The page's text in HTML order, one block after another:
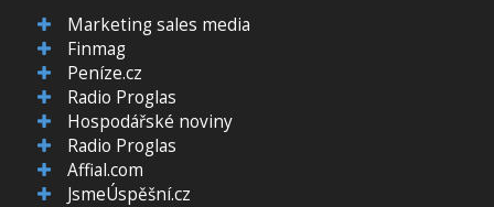
Marketing sales media
Finmag
Peníze.cz
Radio Proglas
Hospodářské noviny
Radio Proglas
Affial.com
JsmeÚspěšní.cz